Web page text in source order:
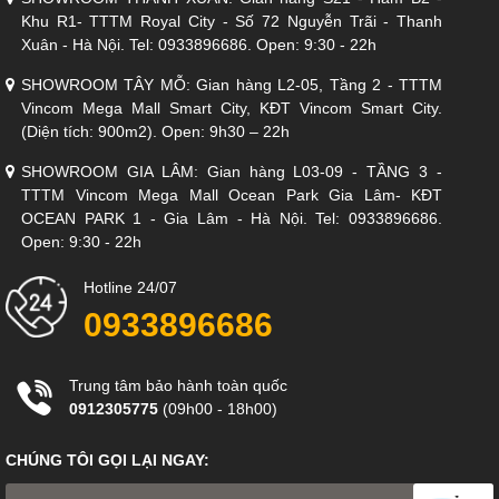
Sofa có sẵn giao ngay trong ngày
Đặt hàng theo yêu cầu riêng:
Quý Khách có thể đặt hàng theo 12 màu sắc da có sẵn và kích
thước thực tế tại nhà Quý Khách, thời gian sản xuất và
nhập khẩu Sofa dự kiến từ 40 đến 60 ngày.
Ngoài Sofa Góc, Divano L-781 còn có phiên bản Sofa Văng S-
Khu R1- TTTM Royal City - Số 72 Nguyễn Trãi - Thanh
Xuân - Hà Nội. Tel: 0933896686. Open: 9:30 - 22h
SHOWROOM TÂY MỖ: Gian hàng L2-05, Tầng 2 - TTTM
Vincom Mega Mall Smart City, KĐT Vincom Smart City.
(Diện tích: 900m2). Open: 9h30 – 22h
SHOWROOM GIA LÂM: Gian hàng L03-09 - TẦNG 3 -
TTTM Vincom Mega Mall Ocean Park Gia Lâm- KĐT
OCEAN PARK 1 - Gia Lâm - Hà Nội. Tel: 0933896686.
Open: 9:30 - 22h
Hotline 24/07
0933896686
Trung tâm bảo hành toàn quốc
0912305775 (09h00 - 18h00)
CHÚNG TÔI GỌI LẠI NGAY: